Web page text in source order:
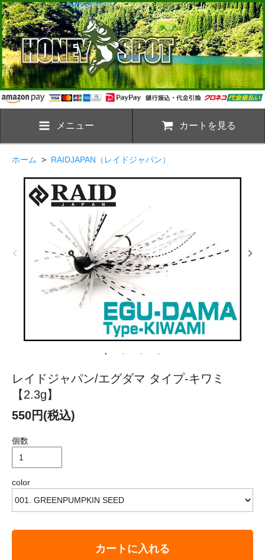
メニュー カートを見る
ホーム > RAIDJAPAN（レイドジャパン）
レイドジャパン/エグダマ タイプ-キワミ
【2.3g】
550円(税込)
個数
color
カートに入れる